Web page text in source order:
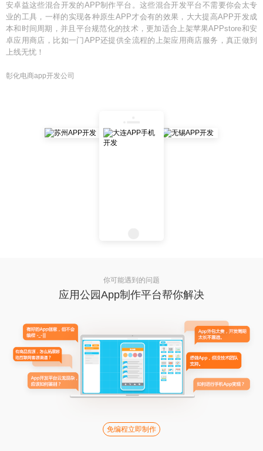
安卓益这些混合开发的APP制作平台。这些混合开发平台不需要你会太专
业的工具，一样的实现各种原生APP才会有的效果，大大提高APP开发成
本和时间周期，并且平台规范化的技术，更加适合上架苹果APPstore和安
卓应用商店，比如一门APP还提供全流程的上架应用商店服务，真正做到
上线无忧！
彰化电商app开发公司
你可能遇到的问题
应用公园App制作平台帮你解决
免编程立即制作